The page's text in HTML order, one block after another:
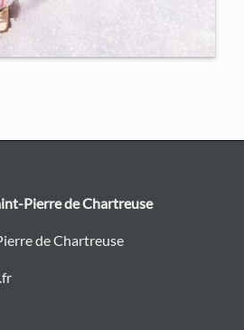
Pierre de Chartreuse
de Chartreuse